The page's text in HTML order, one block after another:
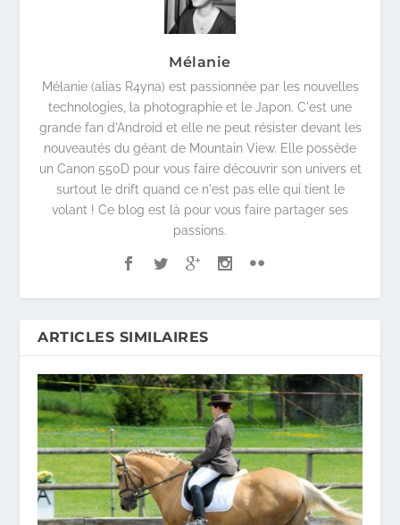
Mélanie
Mélanie (alias R4yna) est passionnée par les nouvelles
technologies, la photographie et le Japon. C'est une
grande fan d'Android et elle ne peut résister devant les
nouveautés du géant de Mountain View. Elle possède
un Canon 550D pour vous faire découvrir son univers et
surtout le drift quand ce n'est pas elle qui tient le
volant ! Ce blog est là pour vous faire partager ses
passions.
ARTICLES SIMILAIRES